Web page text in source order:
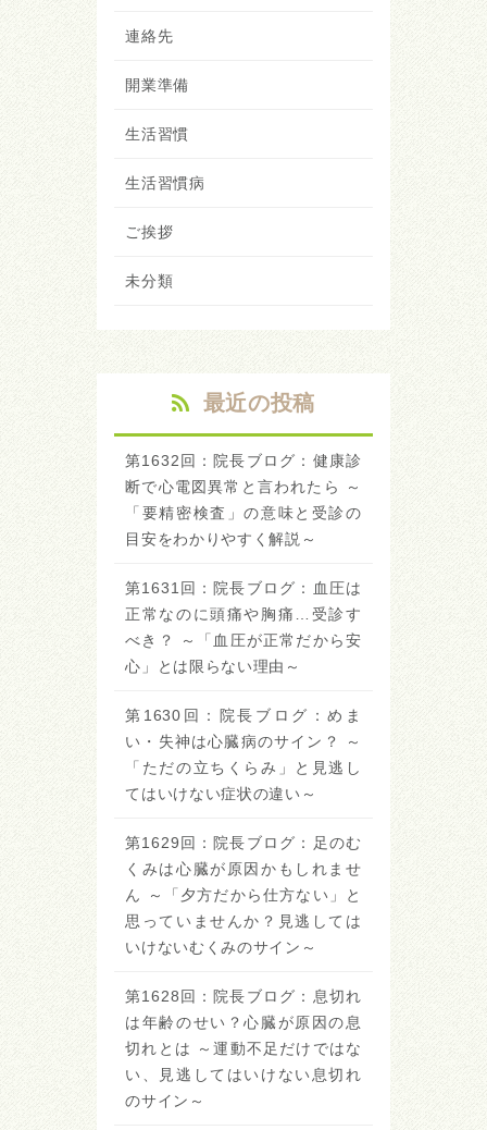
連絡先
開業準備
生活習慣
生活習慣病
ご挨拶
未分類
最近の投稿
第1632回：院長ブログ：健康診
断で心電図異常と言われたら ～
「要精密検査」の意味と受診の
目安をわかりやすく解説～
第1631回：院長ブログ：血圧は
正常なのに頭痛や胸痛…受診す
べき？ ～「血圧が正常だから安
心」とは限らない理由～
第1630回：院長ブログ：めま
い・失神は心臓病のサイン？ ～
「ただの立ちくらみ」と見逃し
てはいけない症状の違い～
第1629回：院長ブログ：足のむ
くみは心臓が原因かもしれませ
ん ～「夕方だから仕方ない」と
思っていませんか？見逃しては
いけないむくみのサイン～
第1628回：院長ブログ：息切れ
は年齢のせい？心臓が原因の息
切れとは ～運動不足だけではな
い、見逃してはいけない息切れ
のサイン～